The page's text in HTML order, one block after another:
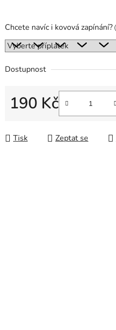
Chcete navíc i kovová zapínání?
Dostupnost
190 Kč
Tisk Zeptat se